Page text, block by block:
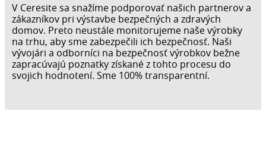
V Ceresite sa snažíme podporovať našich partnerov a
zákazníkov pri výstavbe bezpečných a zdravých
domov. Preto neustále monitorujeme naše výrobky
na trhu, aby sme zabezpečili ich bezpečnosť. Naši
vývojári a odborníci na bezpečnosť výrobkov bežne
zapracúvajú poznatky získané z tohto procesu do
svojich hodnotení. Sme 100% transparentní.